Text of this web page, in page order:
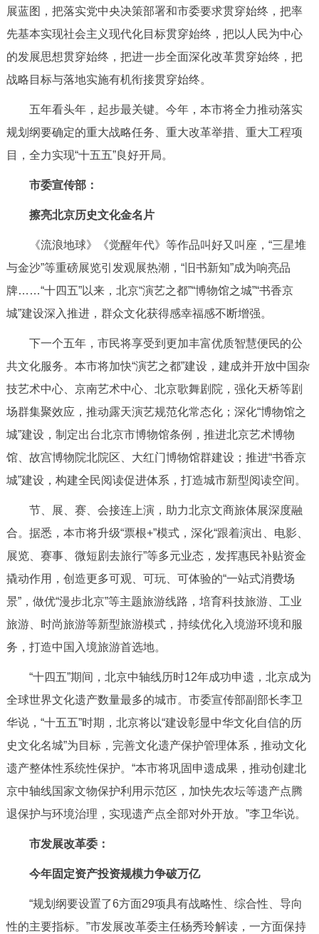
12345网上接诉即办 我要咨询 我要建议
参与调查 在线访谈 图说互动
北京概况 十六区概览 人文北京
多语种
ENGLISH 한국어 日本語
DEUTSCH FRANÇAIS РУССКИЙ ЯЗЫК
ITALIANO
展蓝图，把落实党中央决策部署和市委要求贯穿始终，把率
先基本实现社会主义现代化目标贯穿始终，把以人民为中心
的发展思想贯穿始终，把进一步全面深化改革贯穿始终，把
战略目标与落地实施有机衔接贯穿始终。
五年看头年，起步最关键。今年，本市将全力推动落实
规划纲要确定的重大战略任务、重大改革举措、重大工程项
目，全力实现“十五五”良好开局。
市委宣传部：
擦亮北京历史文化金名片
《流浪地球》《觉醒年代》等作品叫好又叫座，“三星堆
与金沙”等重磅展览引发观展热潮，“旧书新知”成为响亮品
牌……“十四五”以来，北京“演艺之都”“博物馆之城”“书香京
城”建设深入推进，群众文化获得感幸福感不断增强。
下一个五年，市民将享受到更加丰富优质智慧便民的公
共文化服务。本市将加快“演艺之都”建设，建成并开放中国杂
技艺术中心、京南艺术中心、北京歌舞剧院，强化天桥等剧
场群集聚效应，推动露天演艺规范化常态化；深化“博物馆之
城”建设，制定出台北京市博物馆条例，推进北京艺术博物
馆、故宫博物院北院区、大红门博物馆群建设；推进“书香京
城”建设，构建全民阅读促进体系，打造城市新型阅读空间。
节、展、赛、会接连上演，助力北京文商旅体展深度融
合。据悉，本市将升级“票根+”模式，深化“跟着演出、电影、
展览、赛事、微短剧去旅行”等多元业态，发挥惠民补贴资金
撬动作用，创造更多可观、可玩、可体验的“一站式消费场
景”，做优“漫步北京”等主题旅游线路，培育科技旅游、工业
旅游、时尚旅游等新型旅游模式，持续优化入境游环境和服
务，打造中国入境旅游首选地。
“十四五”期间，北京中轴线历时12年成功申遗，北京成为
全球世界文化遗产数量最多的城市。市委宣传部副部长李卫
华说，“十五五”时期，北京将以“建设彰显中华文化自信的历
史文化名城”为目标，完善文化遗产保护管理体系，推动文化
遗产整体性系统性保护。“本市将巩固申遗成果，推动创建北
京中轴线国家文物保护利用示范区，加快先农坛等遗产点腾
退保护与环境治理，实现遗产点全部对外开放。”李卫华说。
市发展改革委：
今年固定资产投资规模力争破万亿
“规划纲要设置了6方面29项具有战略性、综合性、导向
性的主要指标。”市发展改革委主任杨秀玲解读，一方面保持